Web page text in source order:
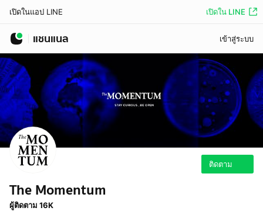
เปิดในแอป LINE เปิดใน LINE
แชนแนล เข้าสู่ระบบ
ติดตาม
The Momentum
ผู้ติดตาม 16K